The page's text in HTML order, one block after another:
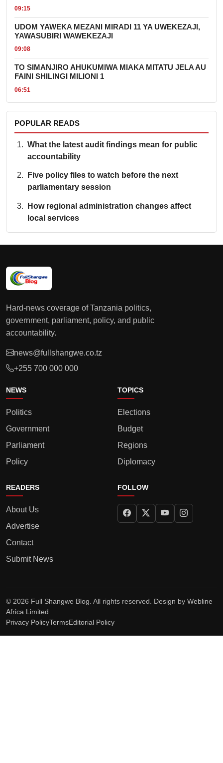
09:15
UDOM YAWEKA MEZANI MIRADI 11 YA UWEKEZAJI,
YAWASUBIRI WAWEKEZAJI
09:08
TO SIMANJIRO AHUKUMIWA MIAKA MITATU JELA AU
FAINI SHILINGI MILIONI 1
06:51
POPULAR READS
What the latest audit findings mean for public
accountability
Five policy files to watch before the next
parliamentary session
How regional administration changes affect
local services
Hard-news coverage of Tanzania politics,
government, parliament, policy, and public
accountability.
news@fullshangwe.co.tz
+255 700 000 000
NEWS
Politics
Government
Parliament
Policy
TOPICS
Elections
Budget
Regions
Diplomacy
READERS
About Us
Advertise
Contact
Submit News
FOLLOW
© 2026 Full Shangwe Blog. All rights reserved. Design by Webline
Africa Limited
Privacy PolicyTermsEditorial Policy